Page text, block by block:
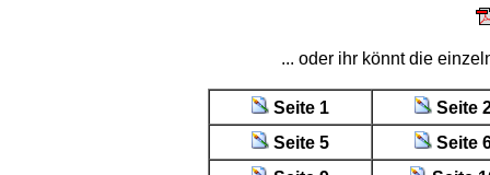
... oder ihr könnt die
Seite 1
Seite
Seite 5
Seite